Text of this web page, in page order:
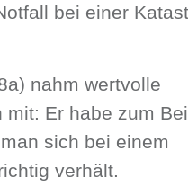
bei einer
nahm wertvolle
mit: Er habe zum
sich bei einem
verhält.